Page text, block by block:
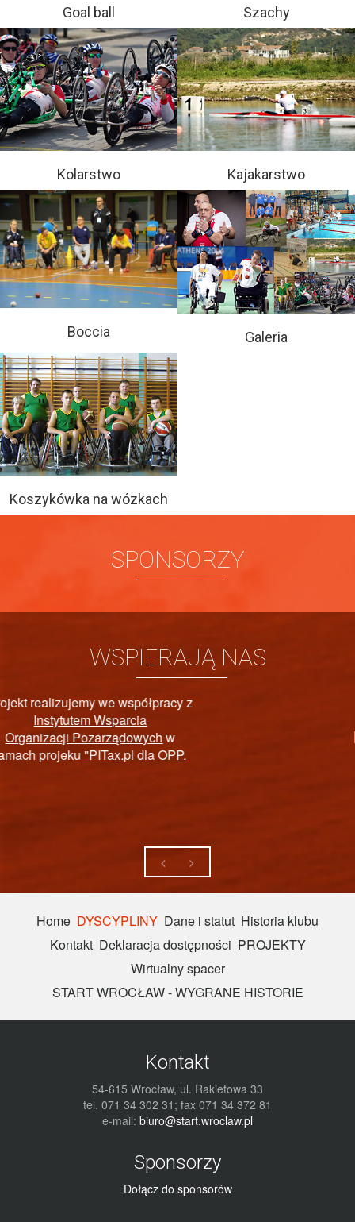
Goal ball Szachy
Kolarstwo Kajakarstwo
Boccia Galeria
Koszykówka na wózkach
SPONSORZY
WSPIERAJĄ NAS
PAŃSTWOWY FUNDUSZ
REHABILITACJI OSÓB
Home DYSCYPLINY Dane i statut Historia klubu
Kontakt Deklaracja dostępności PROJEKTY
Wirtualny spacer
START WROCŁAW - WYGRANE HISTORIE
Kontakt
54-615 Wrocław, ul. Rakietowa 33
tel. 071 34 302 31; fax 071 34 372 81
e-mail: biuro@start.wroclaw.pl
Sponsorzy
Dołącz do sponsorów